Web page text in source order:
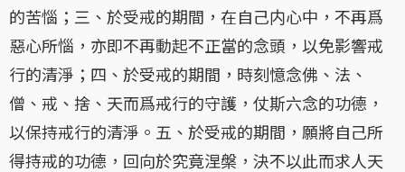
的苦惱；三、於受戒的期間，在自己内心中，不再爲
惡心所惱，亦即不再動起不正當的念頭，以免影響戒
行的清淨；四、於受戒的期間，時刻憶念佛、法、
僧、戒、捨、天而爲戒行的守護，仗斯六念的功德，
以保持戒行的清淨。五、於受戒的期間，願將自己所
得持戒的功德，回向於究竟涅槃，決不以此而求人天